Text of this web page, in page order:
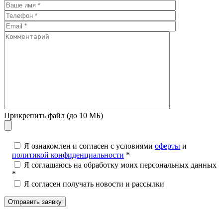
Прикрепить файл (до 10 МБ)
Я ознакомлен и согласен с условиями оферты и
политикой конфиденциальности *
Я соглашаюсь на обработку моих персональных данных
*
Я согласен получать новости и рассылки